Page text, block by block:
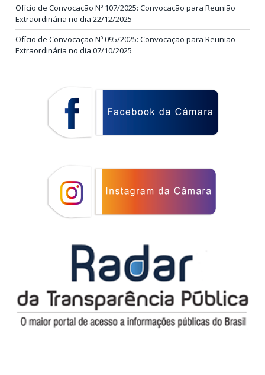
Ofício de Convocação Nº 107/2025: Convocação para Reunião
Extraordinária no dia 22/12/2025
Ofício de Convocação Nº 095/2025: Convocação para Reunião
Extraordinária no dia 07/10/2025